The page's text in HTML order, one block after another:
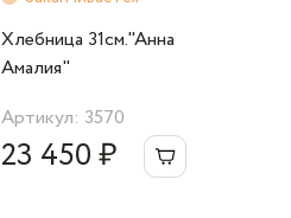
Хлебница 31см."Анна
Амалия"
Артикул: 3570
23 450 ₽